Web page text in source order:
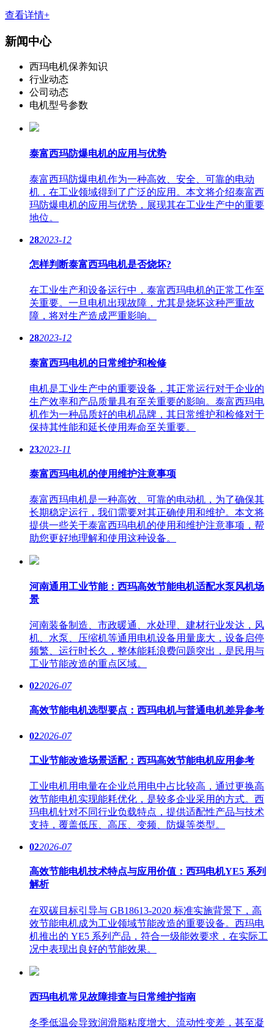
查看详情+
新闻中心
西玛电机保养知识
行业动态
公司动态
电机型号参数
泰富西玛防爆电机的应用与优势
泰富西玛防爆电机作为一种高效、安全、可靠的电动
机，在工业领域得到了广泛的应用。本文将介绍泰富西
玛防爆电机的应用与优势，展现其在工业生产中的重要
地位。
282023-12
怎样判断泰富西玛电机是否烧坏?
在工业生产和设备运行中，泰富西玛电机的正常工作至
关重要。一旦电机出现故障，尤其是烧坏这种严重故
障，将对生产造成严重影响。
282023-12
泰富西玛电机的日常维护和检修
电机是工业生产中的重要设备，其正常运行对于企业的
生产效率和产品质量具有至关重要的影响。泰富西玛电
机作为一种品质好的电机品牌，其日常维护和检修对于
保持其性能和延长使用寿命至关重要。
232023-11
泰富西玛电机的使用维护注意事项
泰富西玛电机是一种高效、可靠的电动机，为了确保其
长期稳定运行，我们需要对其正确使用和维护。本文将
提供一些关于泰富西玛电机的使用和维护注意事项，帮
助您更好地理解和使用这种设备。
河南通用工业节能：西玛高效节能电机适配水泵风机场
景
河南装备制造、市政暖通、水处理、建材行业发达，风
机、水泵、压缩机等通用电机设备用量庞大，设备启停
频繁、运行时长久，整体能耗浪费问题突出，是民用与
工业节能改造的重点区域。
022026-07
高效节能电机选型要点：西玛电机与普通电机差异参考
022026-07
工业节能改造场景适配：西玛高效节能电机应用参考
工业电机用电量在企业总用电中占比较高，通过更换高
效节能电机实现能耗优化，是较多企业采用的方式。西
玛电机针对不同行业负载特点，提供适配性产品与技术
支持，覆盖低压、高压、变频、防爆等类型。
022026-07
高效节能电机技术特点与应用价值：西玛电机YE5 系列
解析
在双碳目标引导与 GB18613-2020 标准实施背景下，高
效节能电机成为工业领域节能改造的重要设备。西玛电
机推出的 YE5 系列产品，符合一级能效要求，在实际工
况中表现出良好的节能效果。
西玛电机常见故障排查与日常维护指南
冬季低温会导致润滑脂粘度增大、流动性变差，甚至凝